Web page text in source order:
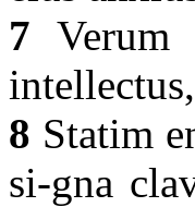
7
8 Statim
si-gna